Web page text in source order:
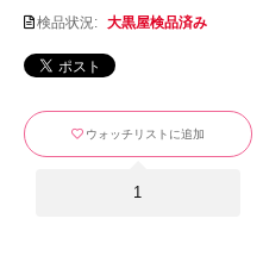
検品状況: 大黒屋検品済み
ウォッチリストに追加
1